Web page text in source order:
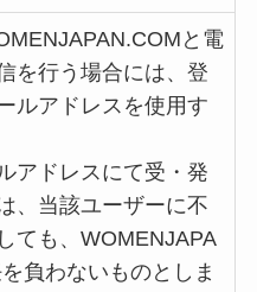
と電
を行う場合には、登
ルアドレスを使用す
アドレスにて受・発
、当該ユーザーに不
ても、WOMENJAPA
負わないものとしま